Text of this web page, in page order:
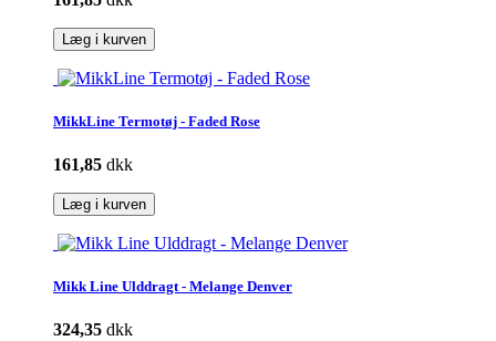
Læg i kurven
MikkLine Termotøj - Faded Rose
161,85 dkk
Læg i kurven
Mikk Line Ulddragt - Melange Denver
324,35 dkk